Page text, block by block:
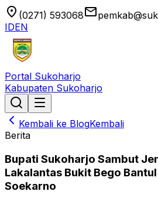
location_on (0271) 593068email
IDEN
Portal Sukoharjo
Kabupaten Sukoharjo
Kembali ke BlogKembali
Berita
Bupati Sukoharjo Sambut
Lakalantas Bukit Bego Bantul
Soekarno